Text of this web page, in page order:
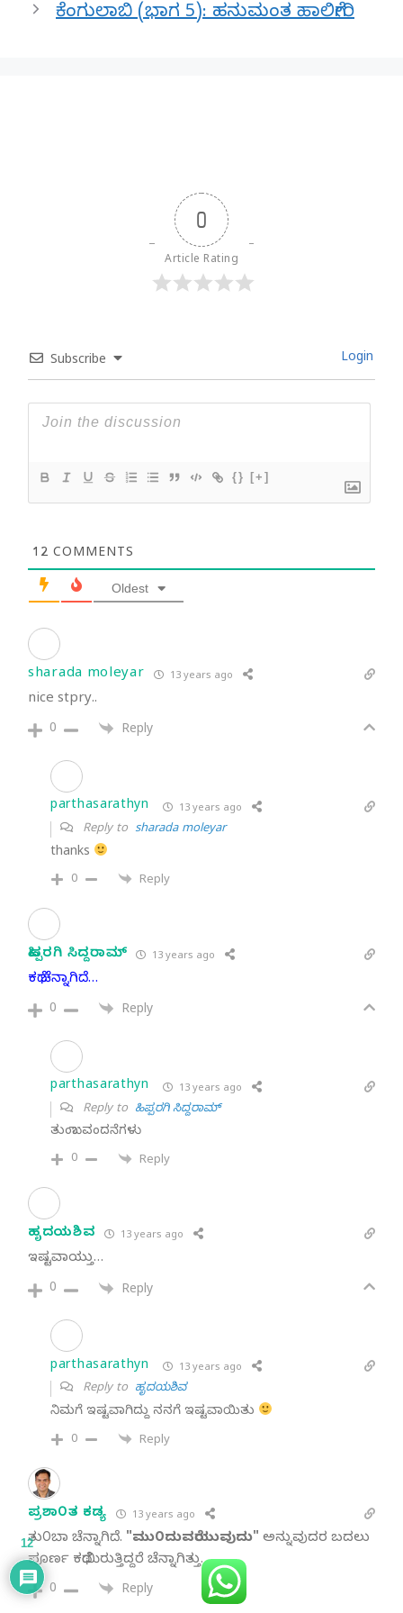
ಕೆಂಗುಲಾಬಿ (ಭಾಗ 5): ಹನುಮಂತ ಹಾಲಿಗೇರಿ
0
Article Rating
Subscribe Login
{} [+]
12 COMMENTS
Oldest
sharada moleyar 13 years ago
nice stpry..
0 Reply
parthasarathyn 13 years ago
Reply to sharada moleyar
thanks
0 Reply
ಹಿಪ್ಪರಗಿ ಸಿದ್ದರಾಮ್ 13 years ago
ಕಥೆ ಚೆನ್ನಾಗಿದೆ…
0 Reply
parthasarathyn 13 years ago
Reply to ಹಿಪ್ಪರಗಿ ಸಿದ್ದರಾಮ್
ತುಂಬಾ ವಂದನೆಗಳು
0 Reply
ಹೃದಯಶಿವ 13 years ago
ಇಷ್ಟವಾಯ್ತು…
0 Reply
parthasarathyn 13 years ago
Reply to ಹೃದಯಶಿವ
ನಿಮಗೆ ಇಷ್ಟವಾಗಿದ್ದು ನನಗೆ ಇಷ್ಟವಾಯಿತು
0 Reply
ಪ್ರಶಾ೦ತ ಕಡ್ಯ 13 years ago
ತು೦ಬಾ ಚೆನ್ನಾಗಿದೆ. "ಮು೦ದುವರೆಯುವುದು" ಅನ್ನುವುದರ ಬದಲು
ಪೂರ್ಣ ಕಥೆಯಿರುತ್ತಿದ್ದರೆ ಚೆನ್ನಾಗಿತ್ತು.
0 Reply
12